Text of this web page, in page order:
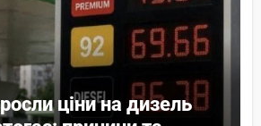
ціни на дизель